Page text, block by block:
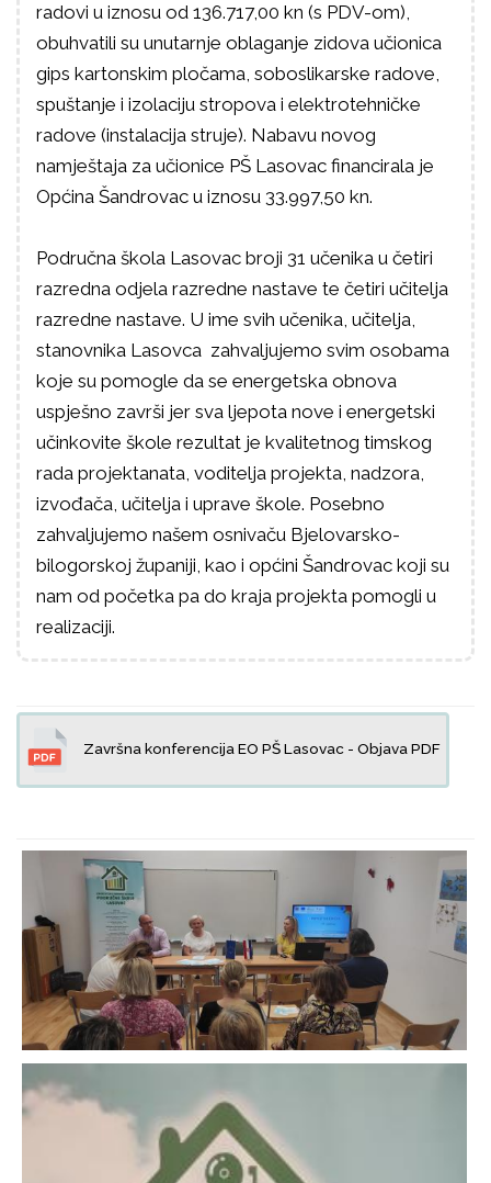
radovi u iznosu od 136.717,00 kn (s PDV-om),
obuhvatili su unutarnje oblaganje zidova učionica
gips kartonskim pločama, soboslikarske radove,
spuštanje i izolaciju stropova i elektrotehničke
radove (instalacija struje). Nabavu novog
namještaja za učionice PŠ Lasovac financirala je
Općina Šandrovac u iznosu 33.997,50 kn.
Područna škola Lasovac broji 31 učenika u četiri
razredna odjela razredne nastave te četiri učitelja
razredne nastave. U ime svih učenika, učitelja,
stanovnika Lasovca zahvaljujemo svim osobama
koje su pomogle da se energetska obnova
uspješno završi jer sva ljepota nove i energetski
učinkovite škole rezultat je kvalitetnog timskog
rada projektanata, voditelja projekta, nadzora,
izvođača, učitelja i uprave škole. Posebno
zahvaljujemo našem osnivaču Bjelovarsko-
bilogorskoj županiji, kao i općini Šandrovac koji su
nam od početka pa do kraja projekta pomogli u
realizaciji.
Završna konferencija EO PŠ Lasovac - Objava PDF